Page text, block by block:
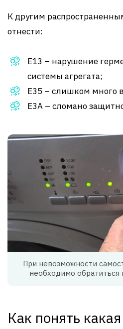
К другим
отнести:
Е13 – нарушение
системы агрегата;
Е35 – слишком много
Е3А – сломано
При невозможности
необходимо обратиться
Как понять какая